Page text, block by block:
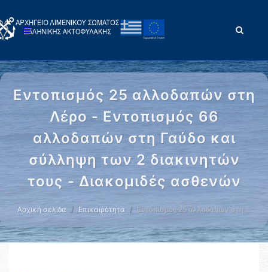
Εντοπισμός 25 αλλοδαπών στη
Λέρο - Εντοπισμός 66
αλλοδαπών στη Γαύδο και
σύλληψη των 2 διακινητών
τους - Διακομιδές ασθενών
Αρχική σελίδα Επικαιρότητα Εντοπισμός 25 αλλοδαπών στη …